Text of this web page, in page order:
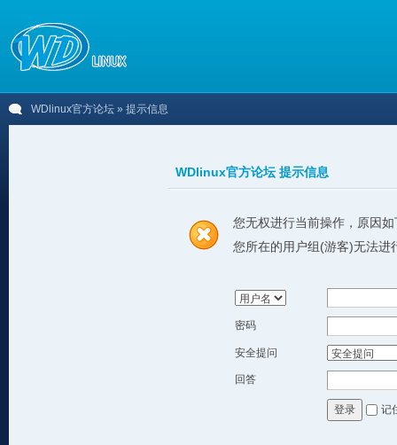
WDlinux官方论坛 » 提示信息
WDlinux官方论坛 提示信息
您无权进行当前操作，原因如
您所在的用户组(游客)无法进
密码
安全提问
回答
登录 记